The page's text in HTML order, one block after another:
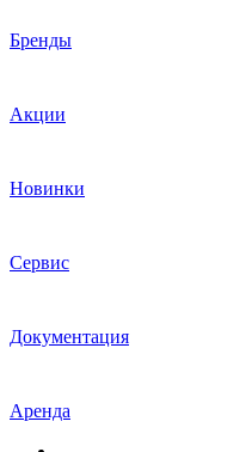
Бренды
Акции
Новинки
Сервис
Документация
Аренда